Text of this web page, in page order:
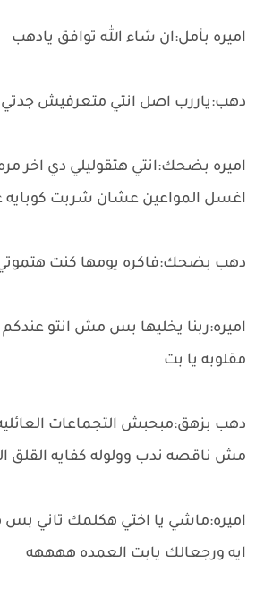
اميره بأمل:ان شاء الله توافق يادهب
دهب:ياررب اصل انتي متعرفيش
اميره بضحك:انتي هتقوليلي دي اخر
اغسل المواعين عشان شربت
دهب بضحك:فاكره يومها كنت
اميره:ربنا يخليها بس مش انتو عندكم
مقلوبه يا بت
دهب بزهق:مبحبش التجماعات
مش ناقصه ندب وولوله كفايه القلق
اميره:ماشي يا اختي هكلمك تاني
ايه ورجعالك يابت العمده ههههه